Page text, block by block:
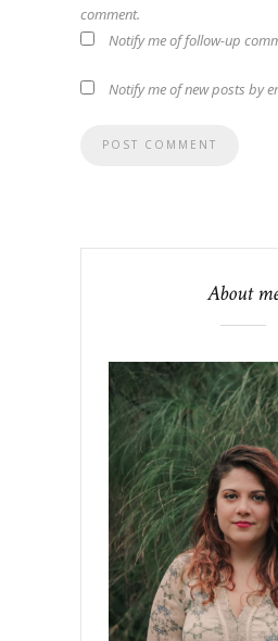
comment.
Notify me of follow-up
Notify me of new posts by
About